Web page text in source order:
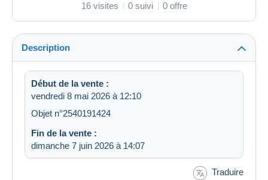
16 visites 0 suivi 0 offre
Description
Début de la vente :
vendredi 8 mai 2026 à 12:10
Objet n°2540191424
Fin de la vente :
dimanche 7 juin 2026 à 14:07
Traduire